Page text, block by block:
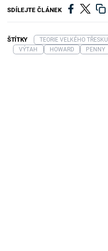
SDÍLEJTE ČLÁNEK
ŠTÍTKY TEORIE VELKÉHO TŘESKU
VÝTAH
HOWARD PENNY